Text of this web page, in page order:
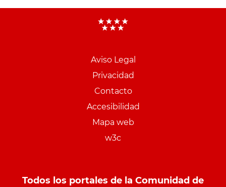
Aviso Legal
Privacidad
Contacto
Accesibilidad
Mapa web
w3c
Todos los portales de la Comunidad de